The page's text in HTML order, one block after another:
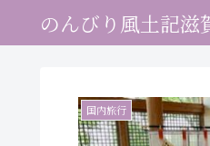
のんびり風土記滋
国内旅行